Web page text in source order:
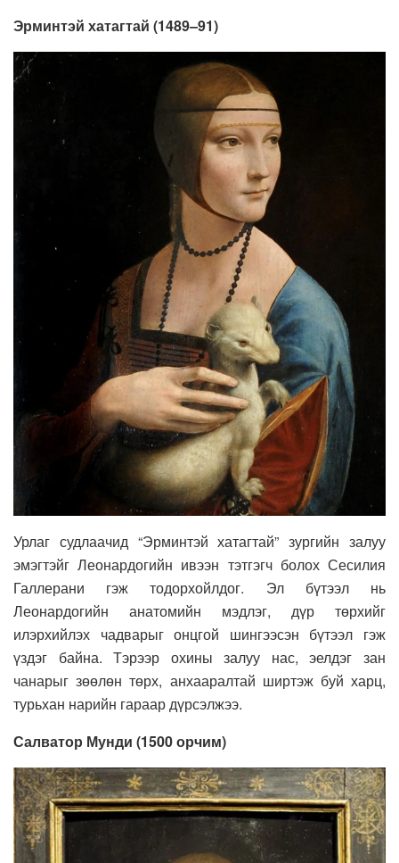
Эрминтэй хатагтай (1489–91)
Урлаг судлаачид “Эрминтэй хатагтай” зургийн залуу
эмэгтэйг Леонардогийн ивээн тэтгэгч болох Сесилия
Галлерани гэж тодорхойлдог. Эл бүтээл нь
Леонардогийн анатомийн мэдлэг, дүр төрхийг
илэрхийлэх чадварыг онцгой шингээсэн бүтээл гэж
үздэг байна. Тэрээр охины залуу нас, эелдэг зан
чанарыг зөөлөн төрх, анхааралтай ширтэж буй харц,
турьхан нарийн гараар дүрсэлжээ.
Салватор Мунди (1500 орчим)